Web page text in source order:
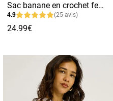
Sac banane en crochet femme
4.9 (25 avis)
24.99€